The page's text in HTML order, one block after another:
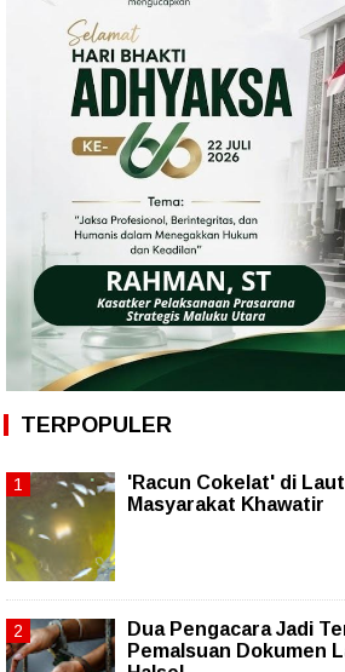
TERPOPULER
'Racun Cokelat' di
Masyarakat Khawatir
Dua Pengacara Jadi
Pemalsuan Dokumen